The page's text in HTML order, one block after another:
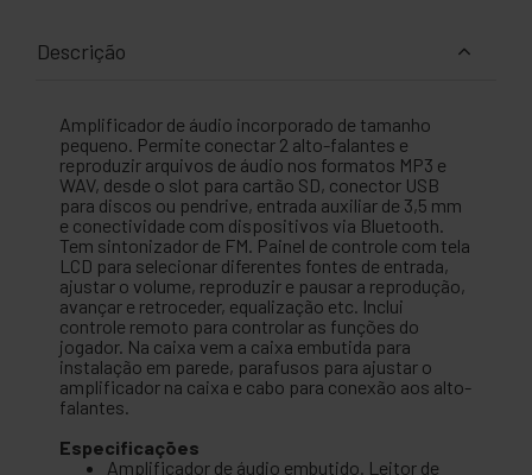
Descrição
Amplificador de áudio incorporado de tamanho
pequeno. Permite conectar 2 alto-falantes e
reproduzir arquivos de áudio nos formatos MP3 e
WAV, desde o slot para cartão SD, conector USB
para discos ou pendrive, entrada auxiliar de 3,5 mm
e conectividade com dispositivos via Bluetooth.
Tem sintonizador de FM. Painel de controle com tela
LCD para selecionar diferentes fontes de entrada,
ajustar o volume, reproduzir e pausar a reprodução,
avançar e retroceder, equalização etc. Inclui
controle remoto para controlar as funções do
jogador. Na caixa vem a caixa embutida para
instalação em parede, parafusos para ajustar o
amplificador na caixa e cabo para conexão aos alto-
falantes.
Especificações
Amplificador de áudio embutido. Leitor de